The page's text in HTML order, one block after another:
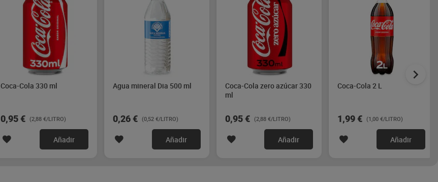
Coca-Cola 330 ml
0,95 € (2,88 €/LITRO)
Añadir
Agua mineral Dia 500 ml
0,26 € (0,52 €/LITRO)
Añadir
Coca-Cola zero azúcar 330
ml
0,95 € (2,88 €/LITRO)
Añadir
Coca-Cola 2 L
1,99 € (1,00 €/LITRO)
Añadir